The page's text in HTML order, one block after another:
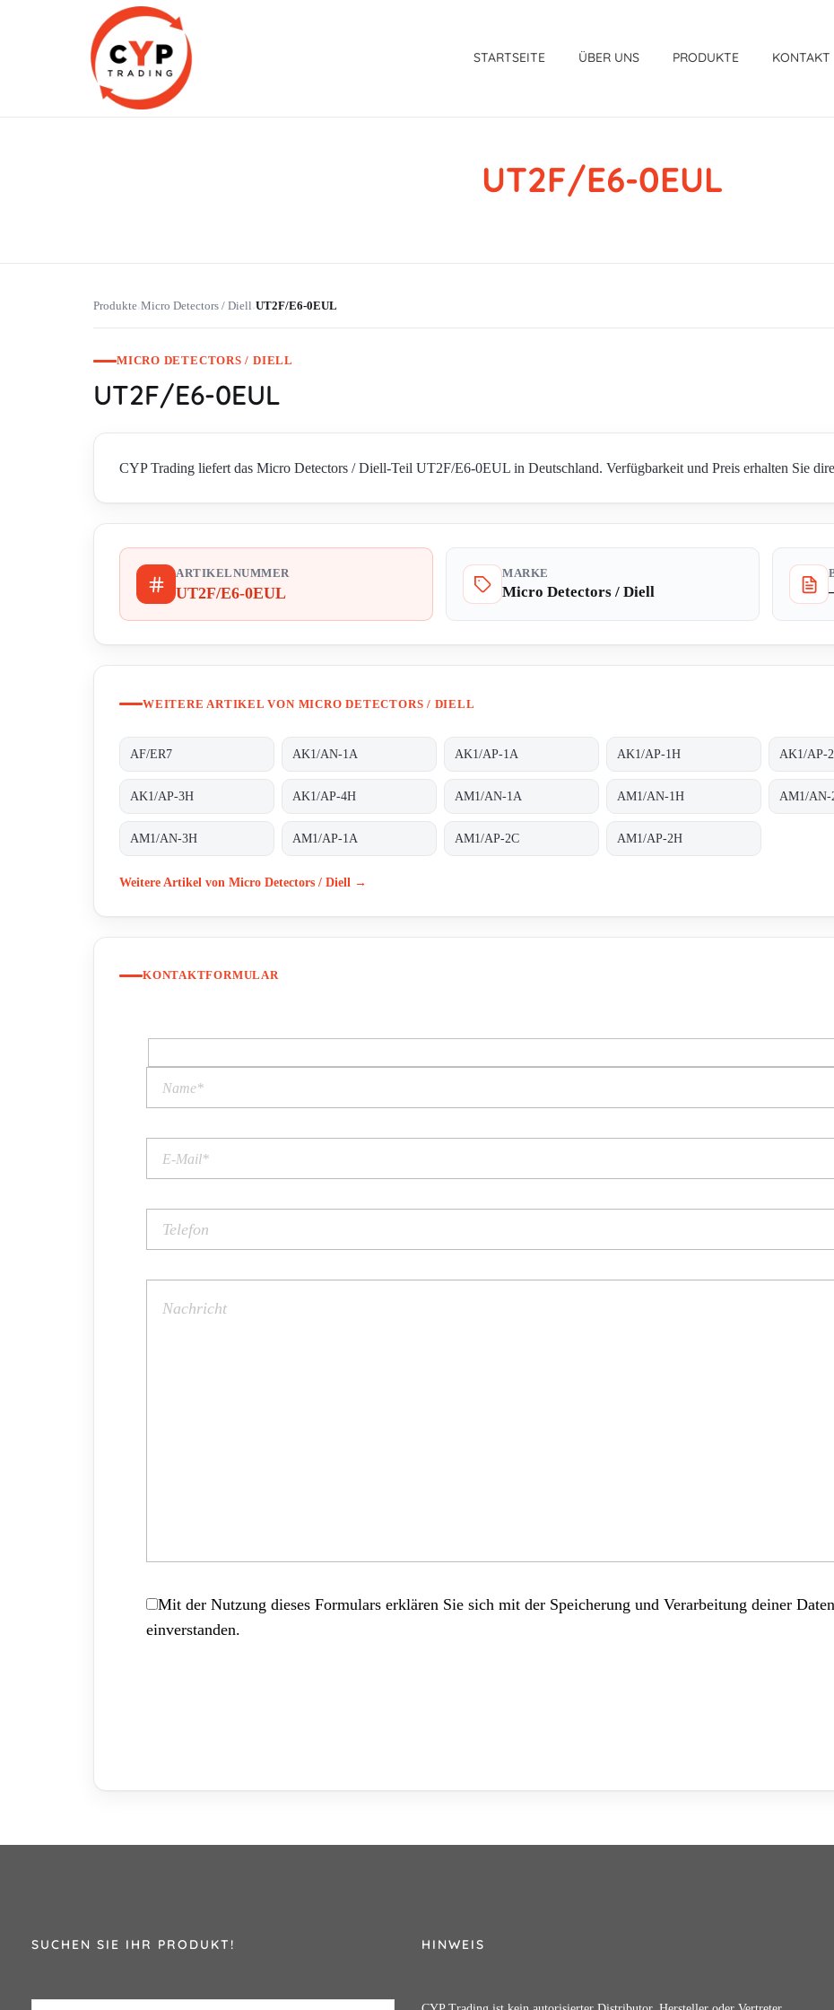
STARTSEITE ÜBER UNS PRODUKTE KONTAKT
UT2F/E6-0EUL
Produkte›Micro Detectors / Diell›UT2F/E6-0EUL
MICRO DETECTORS / DIELL
UT2F/E6-0EUL
CYP Trading liefert das Micro Detectors / Diell-Teil UT2F/E6-0EUL in Deutschland. Verfügbarkeit und Preis erhalten Sie
ARTIKELNUMMER
UT2F/E6-0EUL
MARKE
Micro Detectors / Diell
WEITERE ARTIKEL VON MICRO DETECTORS / DIELL
AF/ER7 AK1/AN-1A AK1/AP-1A AK1/AP-1H AK1/AP-
AK1/AP-3H AK1/AP-4H AM1/AN-1A AM1/AN-1H AM1/AN-
AM1/AN-3H AM1/AP-1A AM1/AP-2C AM1/AP-2H
Weitere Artikel von Micro Detectors / Diell →
KONTAKTFORMULAR
Mit der Nutzung dieses Formulars erklären Sie sich mit der Speicherung und Verarbeitung deiner
einverstanden.
SUCHEN SIE IHR PRODUKT! HINWEIS